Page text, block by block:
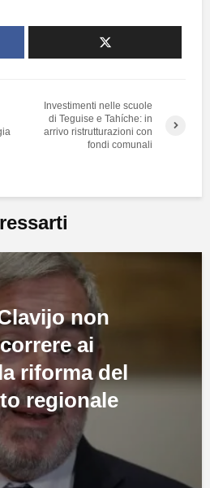
Investimenti nelle scuole
di Teguise e Tahíche: in
arrivo ristrutturazioni con
fondi comunali
non
ai
riforma del
regionale